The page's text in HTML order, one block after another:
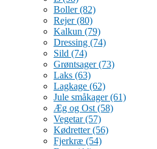
Boller(82)
Rejer(80)
Kalkun (79)
Dressing (74)
Sild (74)
Grøntsager(73)
Laks (63)
Lagkage (62)
Jule småkager(61)
Æg og Ost (58)
Vegetar(57)
Kødretter(56)
Fjerkræ (54)